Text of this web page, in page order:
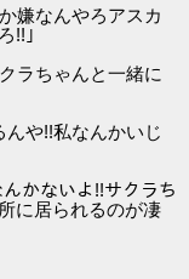
嫌なんやろアスカ
!!｣
ラちゃんと一緒に
や!!私なんかいじ
かないよ!!サクラち
に居られるのが凄